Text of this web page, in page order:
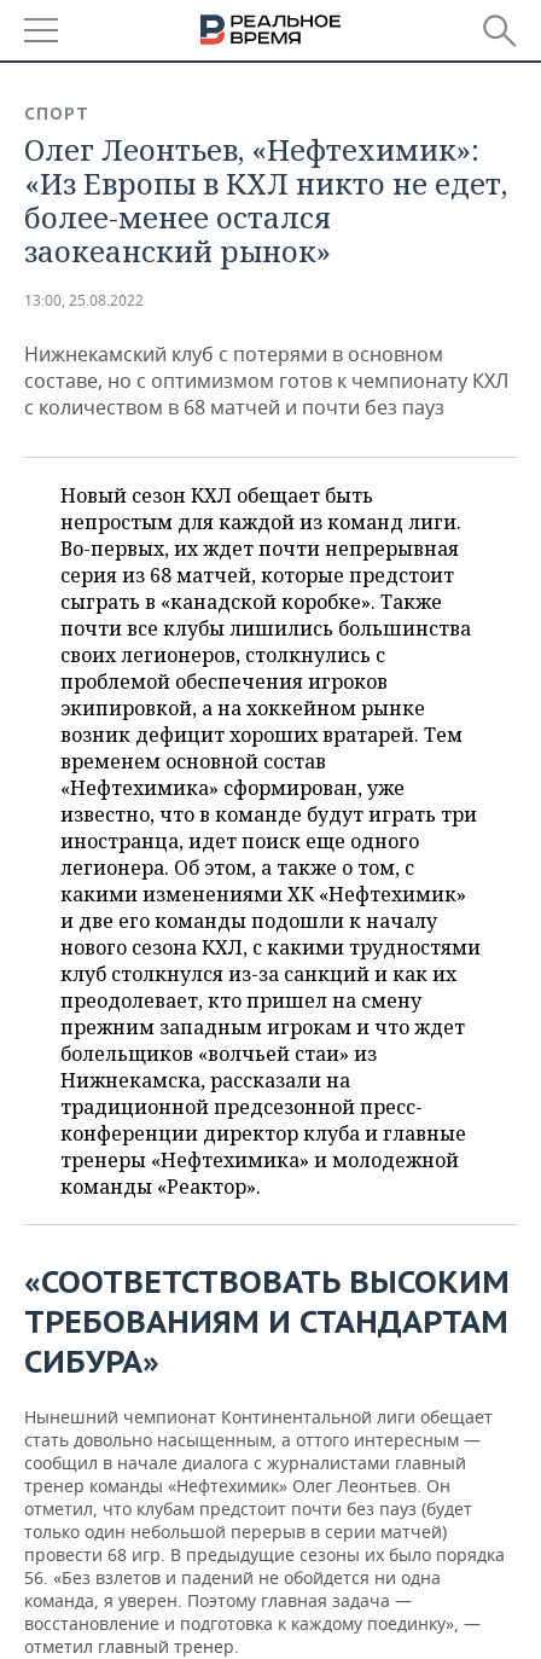
БАШКОРТОСТАН
ТАТАРСТАН
УДМУРТИЯ
НОВОСТИ
АНАЛИТИКА
НОВОСТИ АНАЛИТИКИ
ДЕКЛАРАЦИИ О ДОХОДАХ
КОРОЛИ ГОСЗАКАЗА ПФО
ВУЗЫ ТАТАРСТАНА
ТОРГОВЫЕ ЦЕНТРЫ
ЭКОНОМИКА
НОВОСТИ ЭКОНОМИКИ
ФИНАНСЫ
БАНКИ
ИНВЕСТИЦИИ
ПРОМЫШЛЕННОСТЬ
НОВОСТИ
ПРОМЫШЛЕННОСТИ
МАШИНОСТРОЕНИЕ
НЕФТЕХИМИЯ
НЕФТЬ
ОПК
ЭНЕРГЕТИКА
НЕДВИЖИМОСТЬ
НОВОСТИ НЕДВИЖИМОСТИ
АВТО
НОВОСТИ БИЗНЕСА
РОЗНИЧНАЯ ТОРГОВЛЯ
ТРАНСПОРТ
УСЛУГИ
ТЕХНОЛОГИИ
НОВОСТИ ТЕХНОЛОГИЙ
МЕДИА
ТЕЛЕКОММУНИКАЦИИ
МЕРОПРИЯТИЯ
НОВОСТИ МЕРОПРИЯТИЙ
ВЫЕЗДНАЯ РЕДАКЦИЯ
БИЗНЕС-БРАНЧИ
ONLINE-КОНФЕРЕНЦИИ
ОТКРЫТАЯ ЛЕКЦИЯ
СПОРТ
НОВОСТИ СПОРТА
ФУТБОЛ
ХОККЕЙ
БАСКЕТБОЛ
ВОЛЕЙБОЛ
КИБЕРСПОРТ
ФИГУРНОЕ КАТАНИЕ
ВОДНЫЕ ВИДЫ СПОРТА
ХОККЕЙ С МЯЧОМ
ОБЩЕСТВО
НОВОСТИ ОБЩЕСТВА
ВЛАСТЬ
ИНФРАСТРУКТУРА
ИСТОРИЯ
КУЛЬТУРА
МЕДИЦИНА
ОБРАЗОВАНИЕ
ПРОИСШЕСТВИЯ
ФОТОГАЛЕРЕЯ
СЮЖЕТЫ
СПРАВОЧНИК
СПИСОК ПЕРСОН
СПИСОК КОМПАНИЙ
ПОЛНАЯ ВЕРСИЯ
СПОРТ
Олег Леонтьев, «Нефтехимик»:
«Из Европы в КХЛ никто не едет,
более-менее остался
заокеанский рынок»
13:00, 25.08.2022
Нижнекамский клуб с потерями в основном
составе, но с оптимизмом готов к чемпионату КХЛ
с количеством в 68 матчей и почти без пауз
Новый сезон КХЛ обещает быть
непростым для каждой из команд лиги.
Во-первых, их ждет почти непрерывная
серия из 68 матчей, которые предстоит
сыграть в «канадской коробке». Также
почти все клубы лишились большинства
своих легионеров, столкнулись с
проблемой обеспечения игроков
экипировкой, а на хоккейном рынке
возник дефицит хороших вратарей. Тем
временем основной состав
«Нефтехимика» сформирован, уже
известно, что в команде будут играть три
иностранца, идет поиск еще одного
легионера. Об этом, а также о том, с
какими изменениями ХК «Нефтехимик»
и две его команды подошли к началу
нового сезона КХЛ, с какими трудностями
клуб столкнулся из-за санкций и как их
преодолевает, кто пришел на смену
прежним западным игрокам и что ждет
болельщиков «волчьей стаи» из
Нижнекамска, рассказали на
традиционной предсезонной пресс-
конференции директор клуба и главные
тренеры «Нефтехимика» и молодежной
команды «Реактор».
«СООТВЕТСТВОВАТЬ ВЫСОКИМ
ТРЕБОВАНИЯМ И СТАНДАРТАМ
СИБУРА»
Нынешний чемпионат Континентальной лиги обещает
стать довольно насыщенным, а оттого интересным —
сообщил в начале диалога с журналистами главный
тренер команды «Нефтехимик» Олег Леонтьев. Он
отметил, что клубам предстоит почти без пауз (будет
только один небольшой перерыв в серии матчей)
провести 68 игр. В предыдущие сезоны их было порядка
56. «Без взлетов и падений не обойдется ни одна
команда, я уверен. Поэтому главная задача —
восстановление и подготовка к каждому поединку», —
отметил главный тренер.